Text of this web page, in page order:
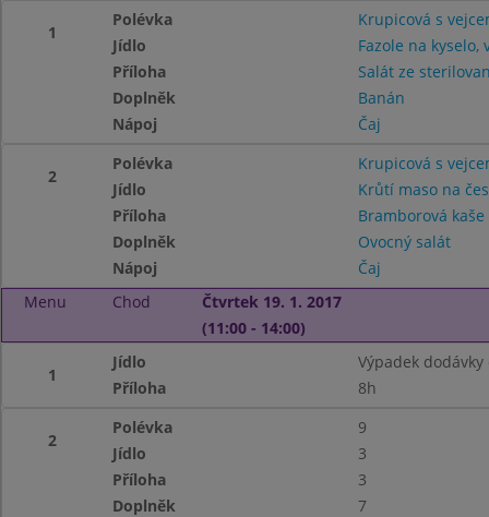
1
Polévka
Krupicová s
Jídlo
Fazole na kyselo,
Příloha
Salát ze
Doplněk
Banán
Nápoj
Čaj
2
Polévka
Krupicová s
Jídlo
Krůtí maso na
Příloha
Bramborová kaše
Doplněk
Ovocný salát
Nápoj
Čaj
Menu
Chod
Čtvrtek 19. 1. 2017
(11:00 - 14:00)
1
Jídlo
Výpadek
Příloha
8h
2
Polévka
9
Jídlo
3
Příloha
3
Doplněk
7